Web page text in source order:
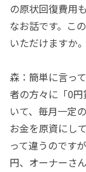
の原状回復費用
なお話です。こ
いただけますか。
森：簡単に言っ
者の方々に「0
いて、毎月一定
お金を原資にし
って違うのです
円、オーナーさ